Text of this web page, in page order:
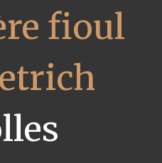
fioul